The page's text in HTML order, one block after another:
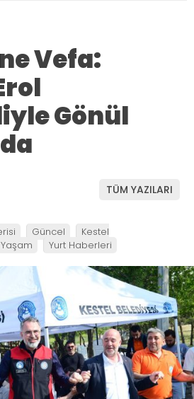
Vefa:
Gönül
TÜM YAZILARI
Güncel
Kestel
Yaşam Yurt Haberleri